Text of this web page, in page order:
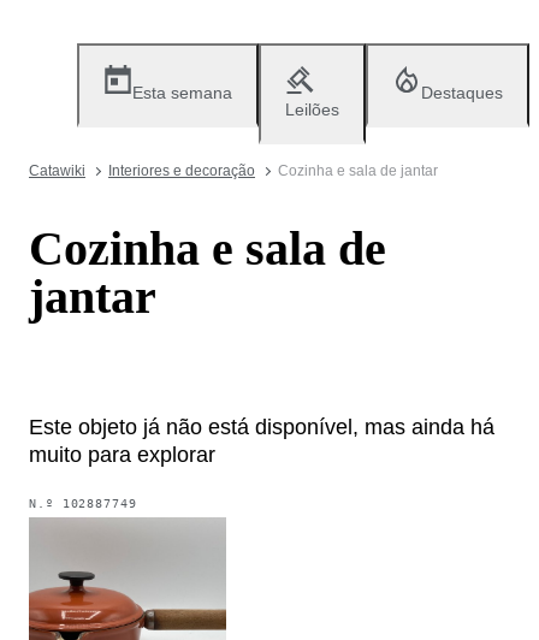
Esta semana
Leilões
Destaques
Catawiki Interiores e decoração Cozinha e sala de jantar
Cozinha e sala de
jantar
Este objeto já não está disponível, mas ainda há
muito para explorar
N.º 102887749